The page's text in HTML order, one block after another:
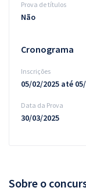
Sobre o
Prova de títulos
Não
Cronograma
Inscrições
05/02/2025 até
Data da Prova
30/03/2025